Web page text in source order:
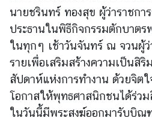
บ
ริ
ก
ร
ป
ร
นายชรินทร์ ทองสุข ผู้ว่าราชกา
ประธานในพิธีกิจกรรมตักบาตร
ในทุกๆ เช้าวันจันทร์ ณ จวนผู้ว่
รายเพื่อเสริมสร้างความเป็นสิริ
สัปดาห์แห่งการทำงาน ด้วยจิต
โอกาสให้พุทธศาสนิกชนได้ร่ว
ในวันนี้มีพระสงฆ์ออกมารับบิณฑ